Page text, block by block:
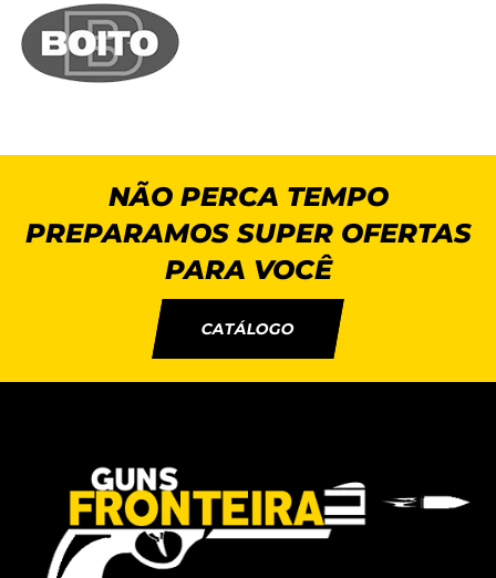
NÃO PERCA TEMPO
PREPARAMOS SUPER OFERTAS
PARA VOCÊ
CATÁLOGO